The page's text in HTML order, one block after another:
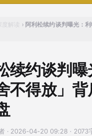
度解读 › 阿利松续约谈判曝光：
续约谈判
不得放」
· 2026-04-20 09:28 · 2073